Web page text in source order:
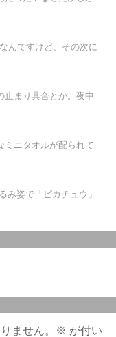
んですけど、その次に
止まり具合とか。夜中
ミニタオルが配られて
み姿で「ピカチュウ」
ません。 ※ が付い